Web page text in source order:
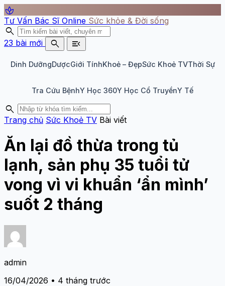
spa
Tư Vấn Bác Sĩ Online Sức khỏe & Đời sống
search
23 bài mới search menu_open
Dinh DưỡngDượcGiới TínhKhoẻ – ĐẹpSức Khoẻ TVThời Sự
Tra Cứu BệnhY Học 360Y Học Cổ TruyềnY Tế
search
Trang chủ Sức Khoẻ TV Bài viết
Ăn lại đồ thừa trong tủ
lạnh, sản phụ 35 tuổi tử
vong vì vi khuẩn ‘ẩn mình’
suốt 2 tháng
admin
16/04/2026 • 4 tháng trước